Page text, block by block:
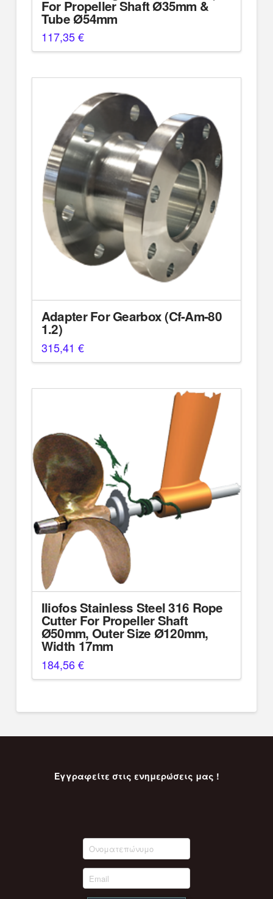
For Propeller Shaft Ø35mm &
Tube Ø54mm
117,35€
Adapter For Gearbox (Cf-Am-80
1.2)
315,41 €
Iliofos Stainless Steel 316 Rope
Cutter For Propeller Shaft
Ø50mm, Outer Size Ø120mm,
Width 17mm
184,56€
Εγγραφείτε στις ενημερώσεις μας !